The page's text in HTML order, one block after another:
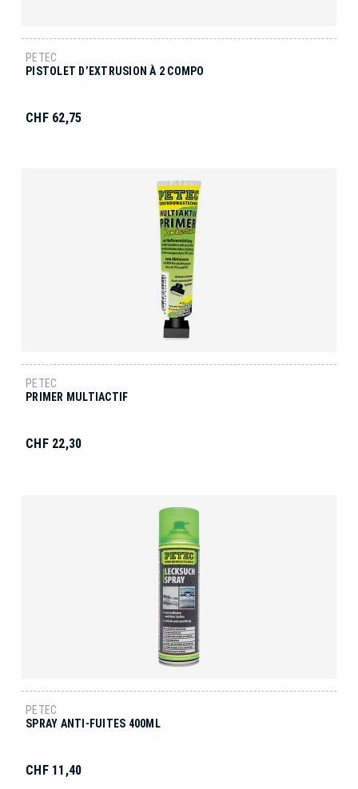
PETEC
PISTOLET D’EXTRUSION À 2 COMPO
CHF 62,75
PETEC
PRIMER MULTIACTIF
CHF 22,30
PETEC
SPRAY ANTI-FUITES 400ML
CHF 11,40